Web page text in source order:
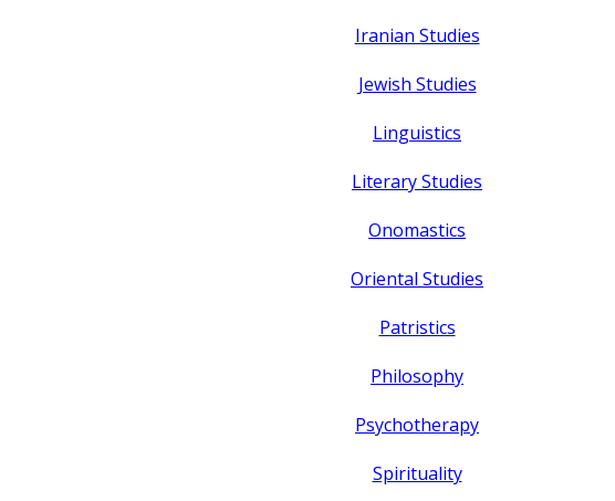
Iranian Studies
Jewish Studies
Linguistics
Literary Studies
Onomastics
Oriental Studies
Patristics
Philosophy
Psychotherapy
Spirituality